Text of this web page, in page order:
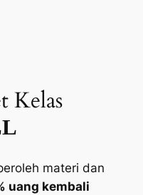
Kelas
materi dan
uang kembali